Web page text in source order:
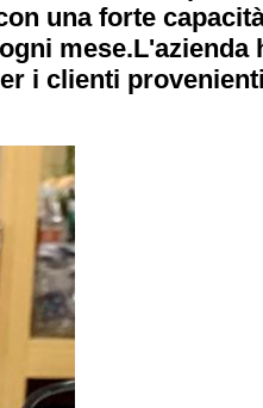
una forte
mese.L'azienda
i clienti